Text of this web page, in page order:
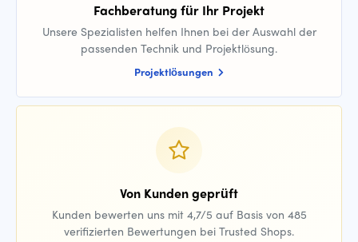
Fachberatung für Ihr Projekt
Unsere Spezialisten helfen Ihnen bei der Auswahl der
passenden Technik und Projektlösung.
Projektlösungen
Von Kunden geprüft
Kunden bewerten uns mit 4,7/5 auf Basis von 485
verifizierten Bewertungen bei Trusted Shops.